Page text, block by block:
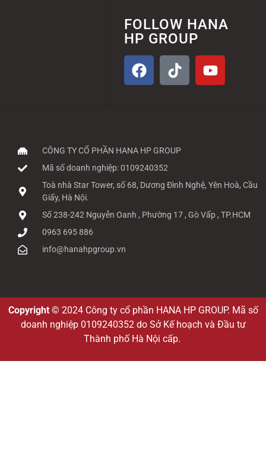
CÔNG TY CỔ PHẦN HANA HP GROUP
Mã số doanh nghiệp: 0109240352
Toà nhà Star Tower, số 68, Dương Đình Nghệ, Yên Hoà, Cầu
Giấy, Hà Nội.
Số 238-242 Nguyễn Oanh , Phường 17 , Gò Vấp , TP.HCM
0963 695 886
info@hanahpgroup.vn
FOLLOW HANA
HP GROUP
Copyright © 2024 Công ty cổ phần HANA HP GROUP. Mã số
doanh nghiệp 0109240352 do Sở Kế hoạch và Đầu tư
Thành phố Hà Nội cấp.